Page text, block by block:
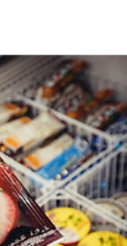
니다.